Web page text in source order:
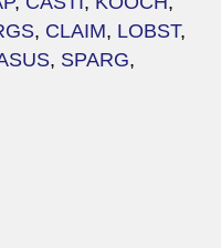
, CLAIM, LOBST,
, SPARG,